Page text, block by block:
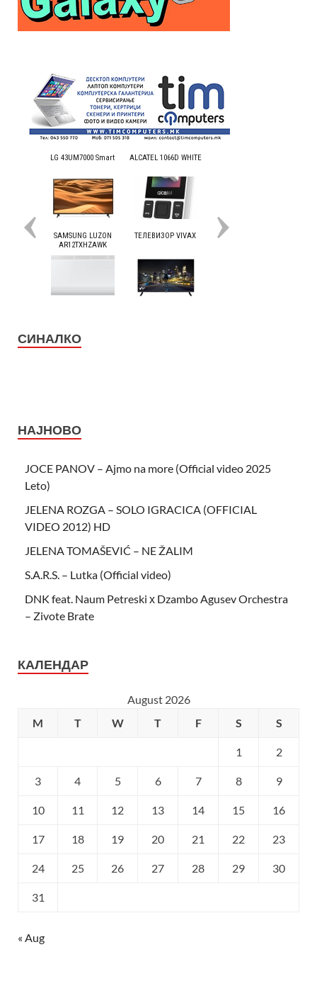
СИНАЛКО
НАЈНОВО
JOCE PANOV – Ajmo na more (Official video 2025
Leto)
JELENA ROZGA – SOLO IGRACICA (OFFICIAL
VIDEO 2012) HD
JELENA TOMAŠEVIĆ – NE ŽALIM
S.A.R.S. – Lutka (Official video)
DNK feat. Naum Petreski х Dzambo Agusev Orchestra
– Zivote Brate
КАЛЕНДАР
August 2026
M
T W T F S S
1 2
3 4 5 6 7 8 9
10 11 12 13 14 15 16
17 18 19 20 21 22 23
24 25 26 27 28 29 30
31
« Aug